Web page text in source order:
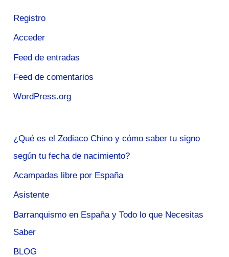
Registro
Acceder
Feed de entradas
Feed de comentarios
WordPress.org
¿Qué es el Zodiaco Chino y cómo saber tu signo
según tu fecha de nacimiento?
Acampadas libre por España
Asistente
Barranquismo en España y Todo lo que Necesitas
Saber
BLOG